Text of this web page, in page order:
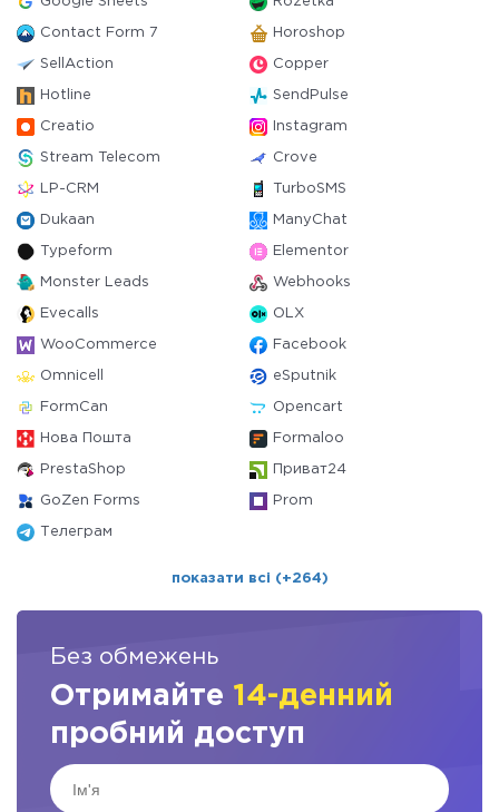
Contact Form 7 Horoshop
SellAction Copper
Hotline SendPulse
Creatio Instagram
Stream Telecom Crove
LP-CRM TurboSMS
Dukaan ManyChat
Typeform Elementor
Monster Leads Webhooks
Evecalls OLX
WooCommerce Facebook
Omnicell eSputnik
FormCan Opencart
Нова Пошта Formaloo
PrestaShop Приват24
GoZen Forms Prom
Телеграм
показати всі (+264)
Без обмежень
Отримайте 14-денний
пробний доступ